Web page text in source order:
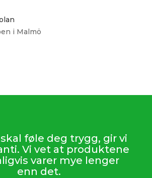
i Malmö
føle deg trygg, gir vi
Vi vet at produktene
varer mye lenger
enn det.